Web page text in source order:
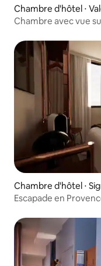
Chambre d'hôtel ⋅
Chambre avec vue
Chambre d'hôtel ⋅
Escapade en